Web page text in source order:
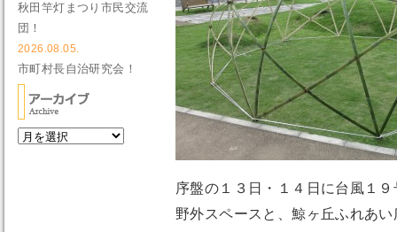
序盤の１３日・１４日に台風１
野外スペースと、鯨ヶ丘ふれあ
秋田竿灯まつり市民交流
団！
2026.08.05.
市町村長自治研究会！